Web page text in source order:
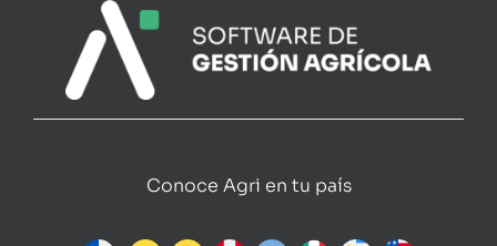
Conoce Agri en tu país